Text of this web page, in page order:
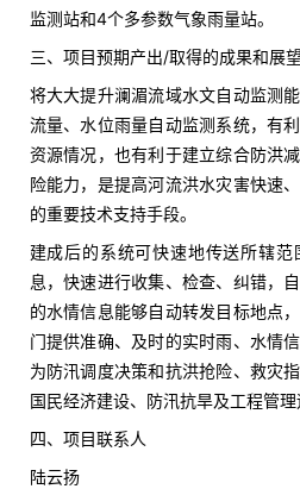
监测站和4个多参数气象雨量站。
三、项目预期产出/取得的成果和展望
将大大提升澜湄流域水文自动监测
流量、水位雨量自动监测系统，有
资源情况，也有利于建立综合防洪
险能力，是提高河流洪水灾害快速
的重要技术支持手段。
建成后的系统可快速地传送所辖
息，快速进行收集、检查、纠错，
的水情信息能够自动转发目标地点
门提供准确、及时的实时雨、水情
为防汛调度决策和抗洪抢险、救灾
国民经济建设、防汛抗旱及工程管理
四、项目联系人
陆云扬